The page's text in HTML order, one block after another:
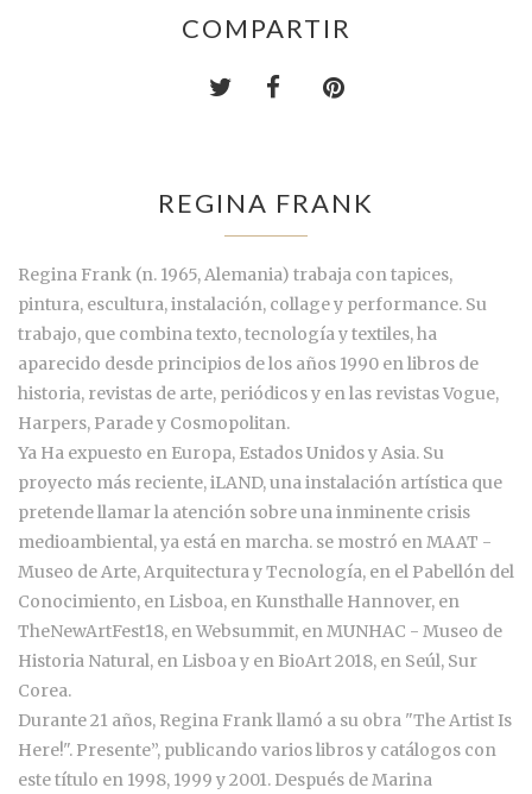
COMPARTIR
REGINA FRANK
Regina Frank (n. 1965, Alemania) trabaja con tapices,
pintura, escultura, instalación, collage y performance. Su
trabajo, que combina texto, tecnología y textiles, ha
aparecido desde principios de los años 1990 en libros de
historia, revistas de arte, periódicos y en las revistas Vogue,
Harpers, Parade y Cosmopolitan.
Ya Ha expuesto en Europa, Estados Unidos y Asia. Su
proyecto más reciente, iLAND, una instalación artística que
pretende llamar la atención sobre una inminente crisis
medioambiental, ya está en marcha. se mostró en MAAT -
Museo de Arte, Arquitectura y Tecnología, en el Pabellón del
Conocimiento, en Lisboa, en Kunsthalle Hannover, en
TheNewArtFest18, en Websummit, en MUNHAC - Museo de
Historia Natural, en Lisboa y en BioArt 2018, en Seúl, Sur
Corea.
Durante 21 años, Regina Frank llamó a su obra "The Artist Is
Here!". Presente”, publicando varios libros y catálogos con
este título en 1998, 1999 y 2001. Después de Marina